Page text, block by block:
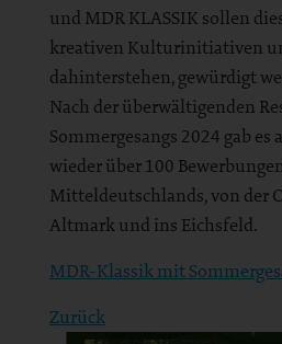
und MDR KLASSIK sollen
kreativen Kulturinitiativen
dahinterstehen, gewürdigt
Nach der überwältigenden
Sommergesangs 2024 gab es
wieder über 100
Mitteldeutschlands, von der
Altmark und ins Eichsfeld.
MDR-Klassik mit
Zurück